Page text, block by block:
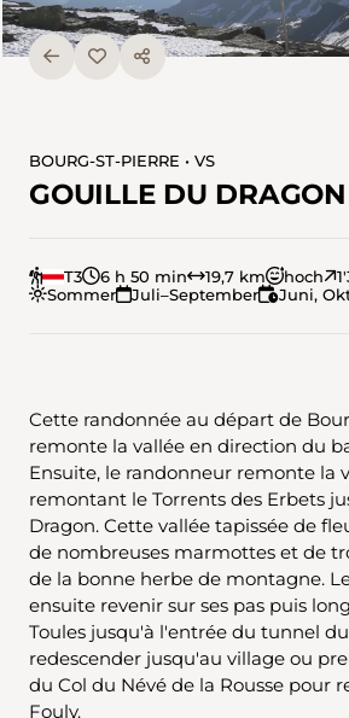
BOURG-ST-PIERRE • VS
GOUILLE DU DRAGON
T3 6 h 50 min 19,7 km hoch
Sommer
Juli–September Juni,
Cette randonnée au départ de
remonte la vallée en direction du
Ensuite, le randonneur remonte la
remontant le Torrents des Erbets
Dragon. Cette vallée tapissée de
de nombreuses marmottes et de
de la bonne herbe de montagne.
ensuite revenir sur ses pas puis
Toules jusqu'à l'entrée du tunnel
redescender jusqu'au village ou
du Col du Névé de la Rousse pour
Fouly.